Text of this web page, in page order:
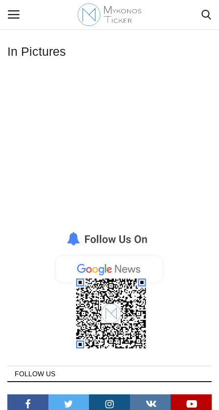
Health
Sustainability
In Pictures
FOLLOW US